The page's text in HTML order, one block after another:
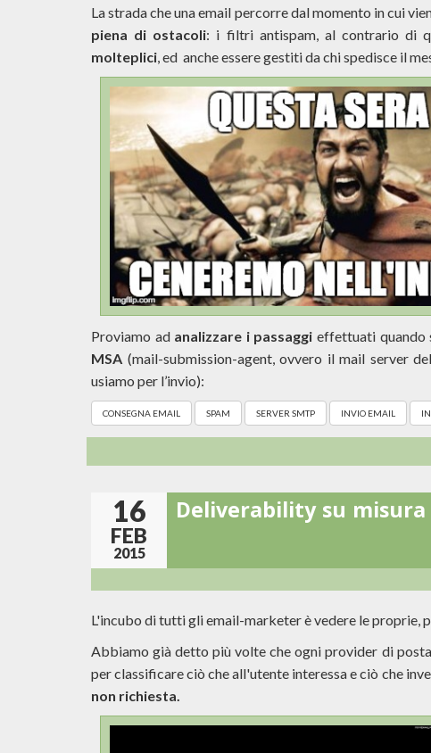
La strada che una email percorre dal momento in cui
piena di ostacoli: i filtri antispam, al contrario di
molteplici , ed anche essere gestiti da chi spedisce il
Proviamo ad analizzare i passaggi effettuati quando
MSA (mail-submission-agent, ovvero il mail server
usiamo per l’invio):
CONSEGNA EMAIL SPAM SERVER SMTP INVIO EMAIL
16
FEB
2015
Deliverability su misura
L'incubo di tutti gli email-marketer è vedere le proprie,
Abbiamo già detto più volte che ogni provider di
per classificare ciò che all'utente interessa e ciò che
non richiesta.